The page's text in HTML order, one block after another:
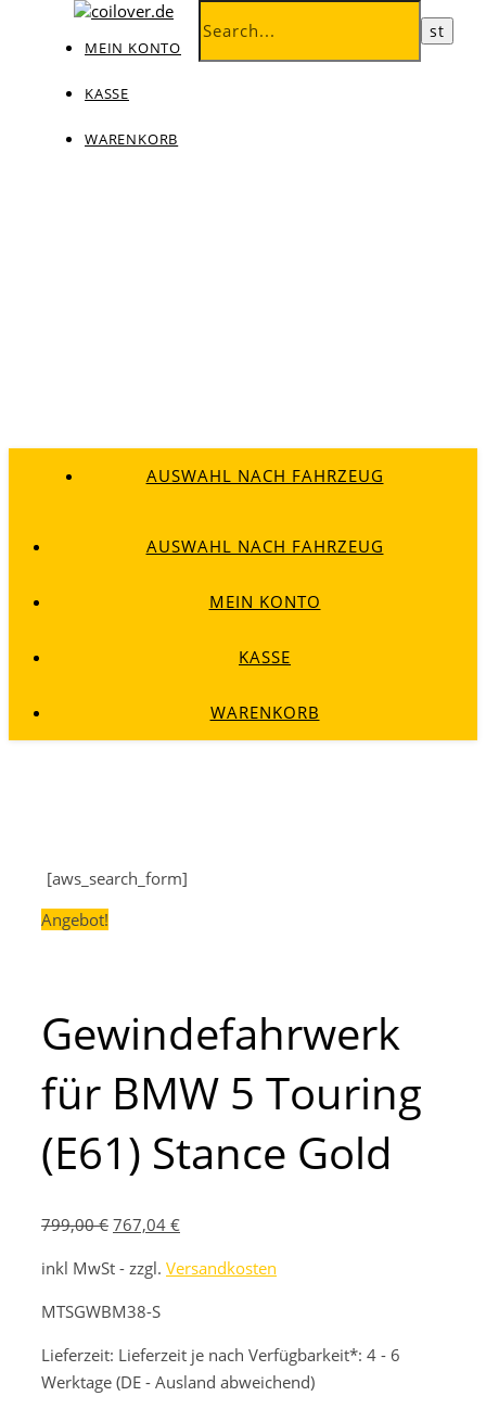
MEIN KONTO
KASSE
WARENKORB
AUSWAHL NACH FAHRZEUG
AUSWAHL NACH FAHRZEUG
MEIN KONTO
KASSE
WARENKORB
[aws_search_form]
Angebot!
Gewindefahrwerk
für BMW 5 Touring
(E61) Stance Gold
799,00€ Ursprünglicher
war:
799,00 €
767,04 €Aktueller
ist:
inkl MwSt - zzgl. Versandkosten
MTSGWBM38-S
Lieferzeit: Lieferzeit je nach Verfügbarkeit*: 4 - 6
Werktage (DE - Ausland abweichend)